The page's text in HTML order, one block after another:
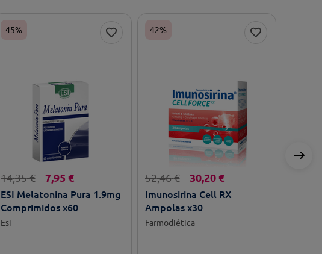
45%
14,35€ 7,95 €
ESI Melatonina Pura 1.9mg
Comprimidos x60
Esi
42%
52,46€ 30,20 €
Imunosirina Cell RX
Ampolas x30
Farmodiética